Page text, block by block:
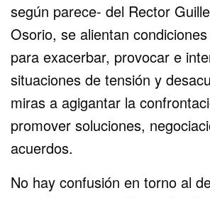
según parece- del Rector
Osorio, se alientan
para exacerbar, provocar e
situaciones de tensión y
miras a agigantar la
promover soluciones,
acuerdos.
No hay confusión en torno al